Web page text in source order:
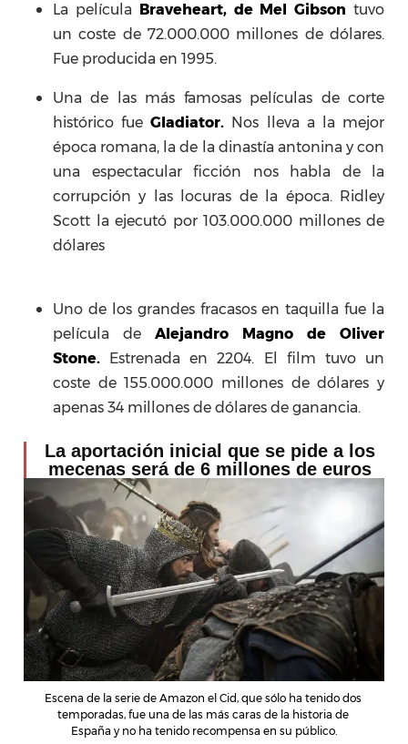
La película Braveheart, de Mel Gibson tuvo
un coste de 72.000.000 millones de dólares.
Fue producida en 1995.
Una de las más famosas películas de corte
histórico fueGladiator. Nos lleva a la mejor
época romana, la de la dinastía antonina y con
una espectacular ficción nos habla de la
corrupción y las locuras de la época. Ridley
Scott la ejecutó por 103.000.000 millones de
dólares
Uno de los grandes fracasos en taquilla fue la
película de Alejandro Magno de Oliver
Stone. Estrenada en 2204. El film tuvo un
coste de 155.000.000 millones de dólares y
apenas 34 millones de dólares de ganancia.
La aportación inicial que se pide a los
mecenas será de 6 millones de euros
Escena de la serie de Amazon el Cid, que sólo ha tenido dos
temporadas, fue una de las más caras de la historia de
España y no ha tenido recompensa en su público.